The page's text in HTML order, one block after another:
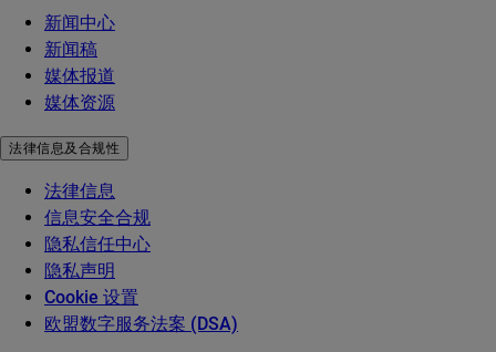
新闻中心
新闻稿
媒体报道
媒体资源
法律信息及合规性
法律信息
信息安全合规
隐私信任中心
隐私声明
Cookie 设置
欧盟数字服务法案 (DSA)